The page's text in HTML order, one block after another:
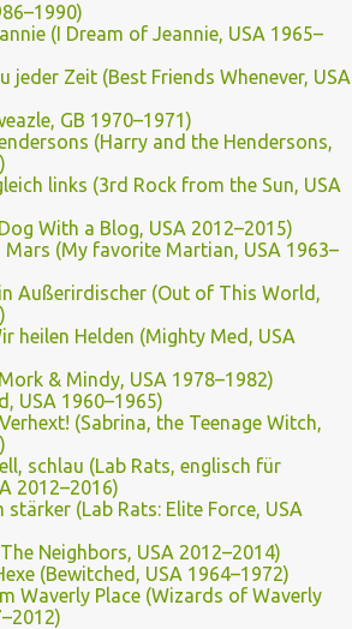
(I Dream of Jeannie, USA 1965–
jeder Zeit (Best Friends Whenever, USA
GB 1970–1971)
(Harry and the Hendersons,
links (3rd Rock from the Sun, USA
With a Blog, USA 2012–2015)
Mars (My favorite Martian, USA 1963–
Außerirdischer (Out of This World,
heilen Helden (Mighty Med, USA
& Mindy, USA 1978–1982)
USA 1960–1965)
(Sabrina, the Teenage Witch,
schlau (Lab Rats, englisch für
2012–2016)
stärker (Lab Rats: Elite Force, USA
Neighbors, USA 2012–2014)
(Bewitched, USA 1964–1972)
Waverly Place (Wizards of Waverly